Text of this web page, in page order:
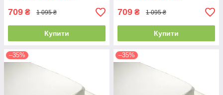
709 ₴ 1 095 ₴
Купити
709 ₴ 1 095 ₴
Купити
–35% –35%